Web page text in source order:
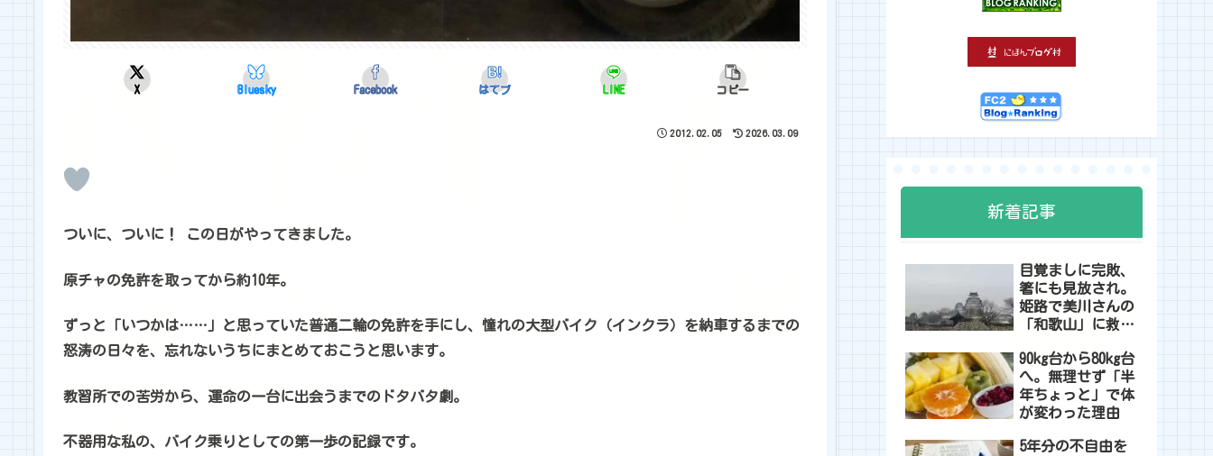
X Bluesky Facebook はてブ LINE コピー
2012.02.05 2026.03.09
ついに、ついに！ この日がやってきました。
原チャの免許を取ってから約10年。
ずっと「いつかは……」と思っていた普通二輪の免許を手にし、憧れの大型バイク（インクラ）を納車するまでの
怒涛の日々を、忘れないうちにまとめておこうと思います。
教習所での苦労から、運命の一台に出会うまでのドタバタ劇。
不器用な私の、バイク乗りとしての第一歩の記録です。
新着記事
目覚ましに完敗、
箸にも見放され。
姫路で美川さんの
「和歌山」に救わ
90kg台から80kg台
へ。無理せず「半
年ちょっと」で体
が変わった理由
5年分の不自由を